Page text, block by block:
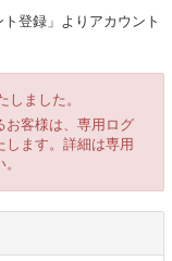
登録」よりアカウント
ました。
お客様は、専用ログ
ます。詳細は専用